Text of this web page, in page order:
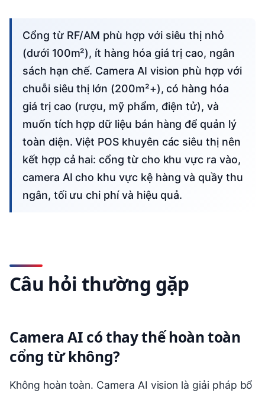
Cổng từ RF/AM phù hợp với siêu thị nhỏ
(dưới 100m²), ít hàng hóa giá trị cao, ngân
sách hạn chế. Camera AI vision phù hợp với
chuỗi siêu thị lớn (200m²+), có hàng hóa
giá trị cao (rượu, mỹ phẩm, điện tử), và
muốn tích hợp dữ liệu bán hàng để quản lý
toàn diện. Việt POS khuyên các siêu thị nên
kết hợp cả hai: cổng từ cho khu vực ra vào,
camera AI cho khu vực kệ hàng và quầy thu
ngân, tối ưu chi phí và hiệu quả.
Câu hỏi thường gặp
Camera AI có thay thế hoàn toàn
cổng từ không?
Không hoàn toàn. Camera AI vision là giải pháp bổ